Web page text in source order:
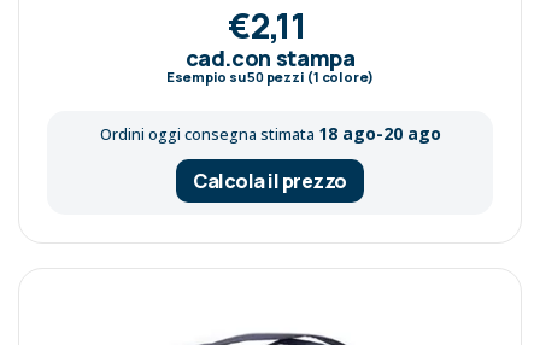
€2,11
cad.con stampa
Esempio su50pezzi (1 colore)
Ordini oggi consegna stimata 18 ago-20 ago
Calcola il prezzo